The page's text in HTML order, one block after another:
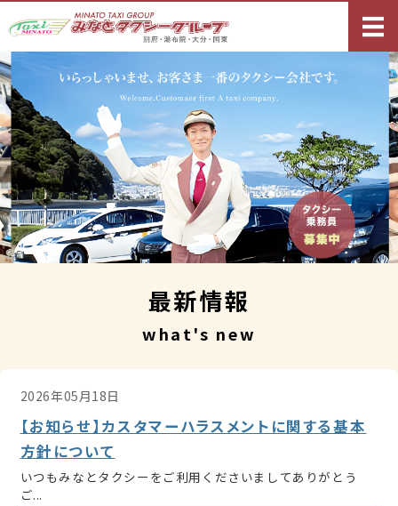
別府・湯布院
タクシーサービス
観光コース案内
求人情報
ご予約・お問い合わせ
最新情報
what's new
2026年05月18日
【お知らせ】カスタマーハラスメントに関する基本
方針について
いつもみなとタクシーをご利用くださいましてありがとう
ご...